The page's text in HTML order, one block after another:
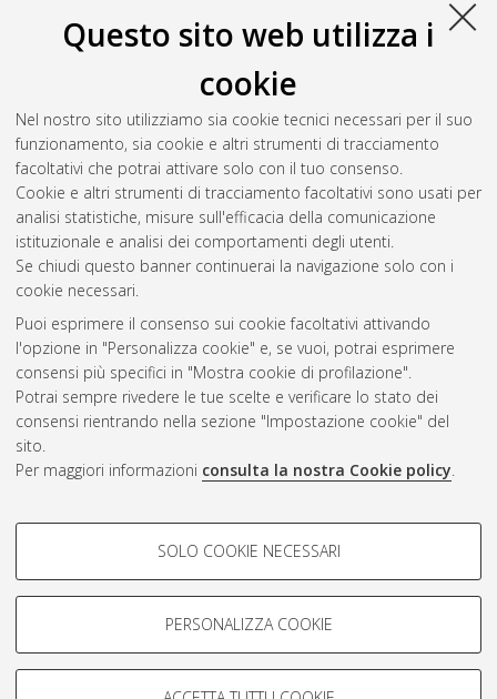
Questo sito web utilizza i
cookie
Nel nostro sito utilizziamo sia cookie tecnici necessari per il suo
funzionamento, sia cookie e altri strumenti di tracciamento
facoltativi che potrai attivare solo con il tuo consenso.
Cookie e altri strumenti di tracciamento facoltativi sono usati per
analisi statistiche, misure sull'efficacia della comunicazione
istituzionale e analisi dei comportamenti degli utenti.
Se chiudi questo banner continuerai la navigazione solo con i
cookie necessari.
Puoi esprimere il consenso sui cookie facoltativi attivando
l'opzione in "Personalizza cookie" e, se vuoi, potrai esprimere
consensi più specifici in "Mostra cookie di profilazione".
Potrai sempre rivedere le tue scelte e verificare lo stato dei
consensi rientrando nella sezione "Impostazione cookie" del
sito.
Per maggiori informazioni consulta la nostra Cookie policy.
COOKIE DI PROFILAZIONE -
Si tratta di cookie utilizzati per analizzare le caratteristiche della
navigazione degli utenti, creare profili in base al loro comportamento
Mostra cookie di profilazione
SOLO COOKIE NECESSARI
PERSONALIZZA COOKIE
Gestione del documento:
Atom
Rss 1.0
Rss 2.0
AMS Laurea
Impostazioni Cookie
Informativa sulla privacy
Condizioni d’uso del sito